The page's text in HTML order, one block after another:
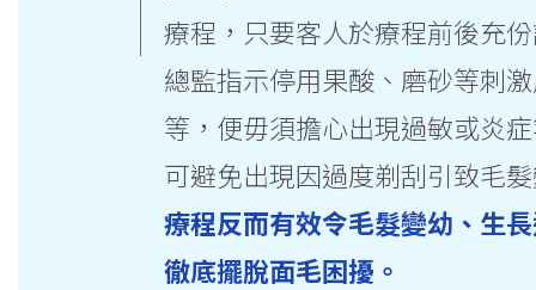
療程，只要客人於療程前後充
總監指示停用果酸、磨砂等刺
等，便毋須擔心出現過敏或炎
可避免出現因過度剃刮引致毛
療程反而有效令毛髮變幼、生
徹底擺脫面毛困擾。